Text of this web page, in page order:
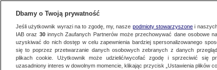
Dbamy o Twoją prywatność
Jeśli użytkownik wyrazi na to zgodę, my, nasze podmioty stowarzyszonei
IAB oraz 30innych Zaufanych Partnerów może przechowywać dane osobowe
uzyskiwać do nich dostęp w celu zapewnienia bardziej spersonalizowanego
się to poprzez przetwarzanie danych osobowych zebranych z danych
plikach cookie. Użytkownik może udzielić/wycofać zgodę i sprzeciwić się
uzasadniony interes w dowolnym momencie, klikając przycisk „Ustawienia plików